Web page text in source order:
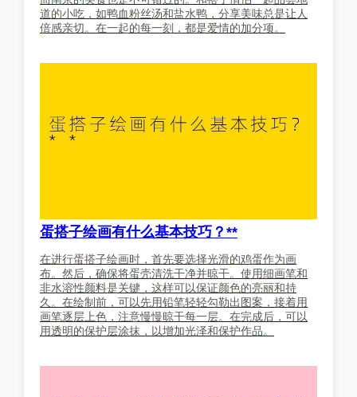
道的小吃，如鸭血粉丝汤和盐水鸭，分享美味总是让人
倍感亲切。在一起的每一刻，都是爱情的加分项。
蛋搭子绘画有什么基本技巧？**
在进行蛋搭子绘画时，首先要选择光滑的鸡蛋作为画
布。然后，确保将蛋壳清洗干净并晾干。使用细画笔和
非水溶性颜料是关键，这样可以保证颜色的亮丽和持
久。在绘制前，可以先用铅笔轻轻勾勒出图案，接着用
画笔逐层上色，注意慢慢晾干每一层。在完成后，可以
用透明的保护层涂抹，以增加光泽和保护作品。